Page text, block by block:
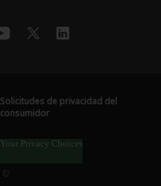
Solicitudes de privacidad del
consumidor
Your Privacy Choices